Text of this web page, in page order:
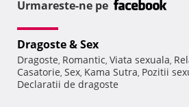
Urmareste-ne pe
Dragoste & Sex
Dragoste, Romantic, Viata sexuala,
Casatorie, Sex, Kama Sutra, Pozitii
Declaratii de dragoste